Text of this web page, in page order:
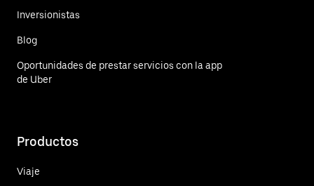
Inversionistas
Blog
Oportunidades de prestar servicios con la app
de Uber
Productos
Viaje